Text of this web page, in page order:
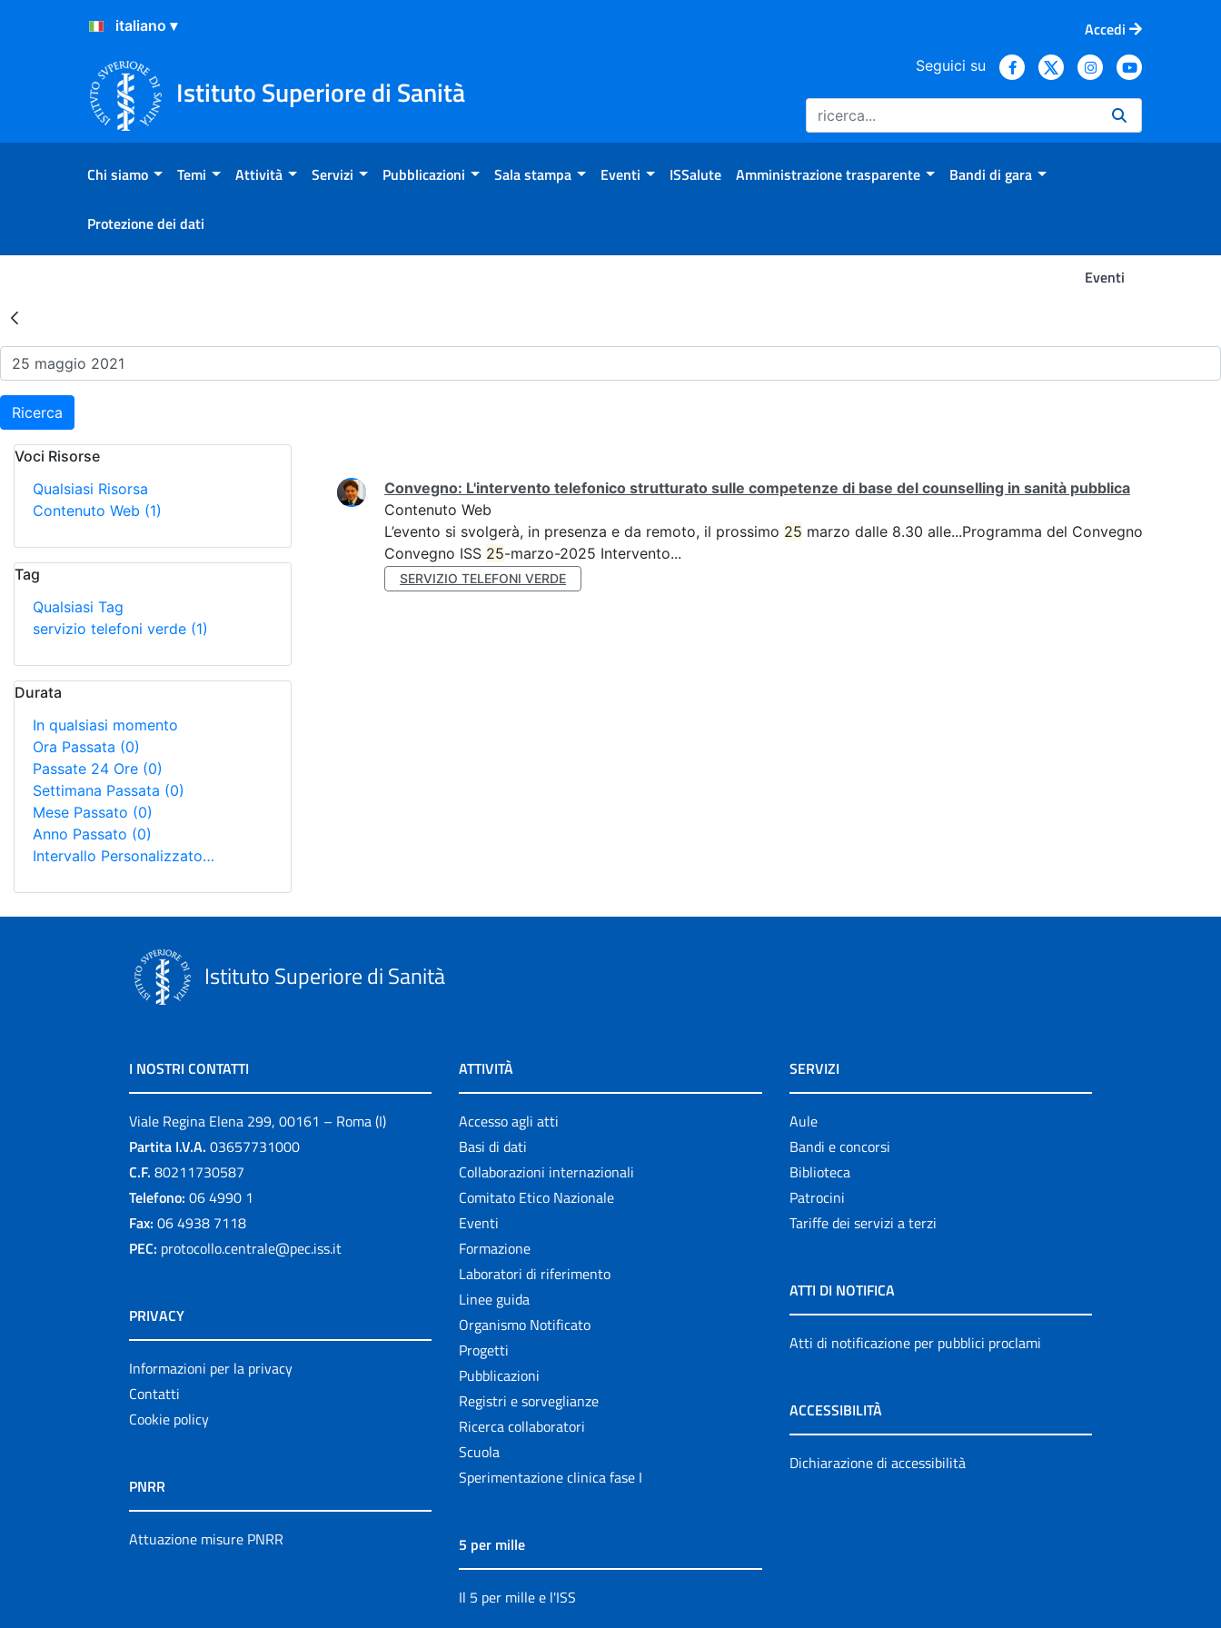
Salta al Contenuto
Salta al Footer
Accedi
Istituto Superiore di Sanità
Seguici su
Chi siamo Temi Attività Servizi Pubblicazioni Sala stampa Eventi ISSalute Amministrazione trasparente Bandi di gara
Protezione dei dati
Eventi
Risultati della Ricerca - Eventi
Ricerca
Voci Risorse
Qualsiasi Risorsa
Contenuto Web (1)
Tag
Qualsiasi Tag
servizio telefoni verde (1)
Durata
In qualsiasi momento
Ora Passata (0)
Passate 24 Ore (0)
Settimana Passata (0)
Mese Passato (0)
Anno Passato (0)
Intervallo Personalizzato…
Ricerca
Convegno: L'intervento telefonico strutturato sulle competenze di base del counselling in sanità pubblica
Contenuto Web
L’evento si svolgerà, in presenza e da remoto, il prossimo 25 marzo dalle 8.30 alle...Programma del Convegno
Convegno ISS 25-marzo-2025 Intervento...
SERVIZIO TELEFONI VERDE
Istituto Superiore di Sanità
I NOSTRI CONTATTI
Viale Regina Elena 299, 00161 – Roma (I)
Partita I.V.A. 03657731000
C.F. 80211730587
Telefono: 06 4990 1
Fax: 06 4938 7118
PEC: protocollo.centrale@pec.iss.it
PRIVACY
Informazioni per la privacy
Contatti
Cookie policy
PNRR
Attuazione misure PNRR
ATTIVITÀ
Accesso agli atti
Basi di dati
Collaborazioni internazionali
Comitato Etico Nazionale
Eventi
Formazione
Laboratori di riferimento
Linee guida
Organismo Notificato
Progetti
Pubblicazioni
Registri e sorveglianze
Ricerca collaboratori
Scuola
Sperimentazione clinica fase I
5 per mille
Il 5 per mille e l'ISS
SERVIZI
Aule
Bandi e concorsi
Biblioteca
Patrocini
Tariffe dei servizi a terzi
ATTI DI NOTIFICA
Atti di notificazione per pubblici proclami
ACCESSIBILITÀ
Dichiarazione di accessibilità